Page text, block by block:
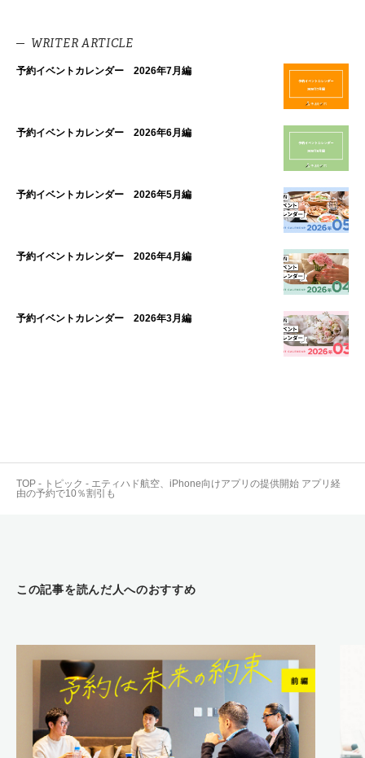
WRITER ARTICLE
予約イベントカレンダー 2026年7月編
予約イベントカレンダー 2026年6月編
予約イベントカレンダー 2026年5月編
予約イベントカレンダー 2026年4月編
予約イベントカレンダー 2026年3月編
TOP - トピック - エティハド航空、iPhone向けアプリの提供開始 アプリ経
由の予約で10％割引も
この記事を読んだ人へのおすすめ